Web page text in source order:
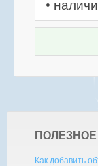
•
ПОЛЕЗНОЕ
Как добавить